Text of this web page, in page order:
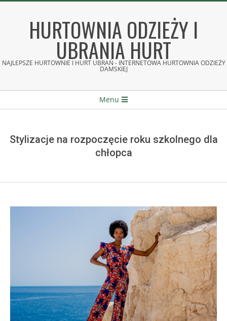
HURTOWNIA ODZIEŻY I
UBRANIA HURT
NAJLEPSZE HURTOWNIE I HURT UBRAŃ - INTERNETOWA HURTOWNIA ODZIEŻY
DAMSKIEJ
Menu
Stylizacje na rozpoczęcie roku szkolnego dla
chłopca